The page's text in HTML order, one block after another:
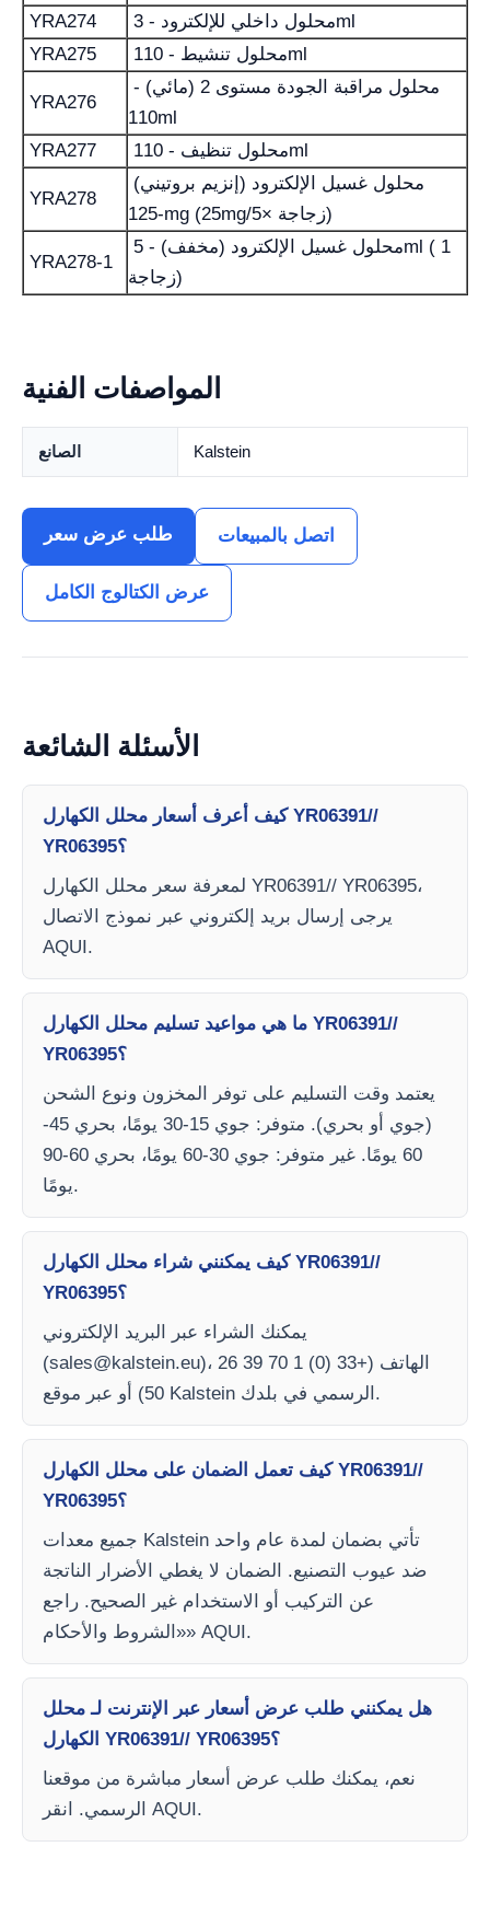
YRA274
محلول داخلي للإلكترود - 3ml
YRA275
محلول تنشيط - 110ml
YRA276
110ml
YRA277
محلول تنظيف - 110ml
YRA278
-125mg (25mg/زجاجة ×5)
YRA278-1
زجاجة)
المواصفات الفنية
الصانع Kalstein
طلب عرض سعر اتصل بالمبيعات
عرض الكتالوج الكامل
الأسئلة الشائعة
كيف أعرف أسعار محلل الكهارل YR06391//
YR06395؟
لمعرفة سعر محلل الكهارل YR06391// YR06395،
يرجى إرسال بريد إلكتروني عبر نموذج الاتصال
AQUI.
ما هي مواعيد تسليم محلل الكهارل YR06391//
YR06395؟
يعتمد وقت التسليم على توفر المخزون ونوع الشحن
(جوي أو بحري). متوفر: جوي 15-30 يومًا، بحري 45-
60 يومًا. غير متوفر: جوي 30-60 يومًا، بحري 60-90
يومًا.
كيف يمكنني شراء محلل الكهارل YR06391//
YR06395؟
يمكنك الشراء عبر البريد الإلكتروني
(sales@kalstein.eu)، الهاتف (+33 (0) 1 70 39 26
50) أو عبر موقع Kalstein الرسمي في بلدك.
كيف تعمل الضمان على محلل الكهارل YR06391//
YR06395؟
جميع معدات Kalstein تأتي بضمان لمدة عام واحد
ضد عيوب التصنيع. الضمان لا يغطي الأضرار الناتجة
عن التركيب أو الاستخدام غير الصحيح. راجع
«الشروط والأحكام» AQUI.
هل يمكنني طلب عرض أسعار عبر الإنترنت لـ محلل
الكهارل YR06391// YR06395؟
نعم، يمكنك طلب عرض أسعار مباشرة من موقعنا
الرسمي. انقر AQUI.